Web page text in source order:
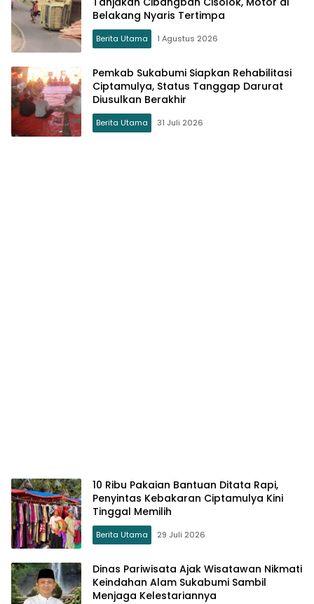
Belakang Nyaris Tertimpa
Berita Utama 1 Agustus 2026
Pemkab Sukabumi Siapkan Rehabilitasi
Ciptamulya, Status Tanggap Darurat
Diusulkan Berakhir
Berita Utama 31 Juli 2026
10 Ribu Pakaian Bantuan Ditata Rapi,
Penyintas Kebakaran Ciptamulya Kini
Tinggal Memilih
Berita Utama 29 Juli 2026
Dinas Pariwisata Ajak Wisatawan Nikmati
Keindahan Alam Sukabumi Sambil
Menjaga Kelestariannya